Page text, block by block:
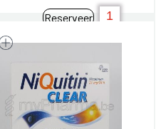
Reserveer